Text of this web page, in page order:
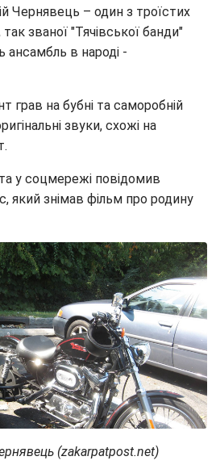
Чернявець – один з троїстих
званої "Тячівської банди"
в народі -
грав на бубні та саморобній
звуки, схожі на
у соцмережі повідомив
який знімав фільм про родину
(zakarpatpost.net)